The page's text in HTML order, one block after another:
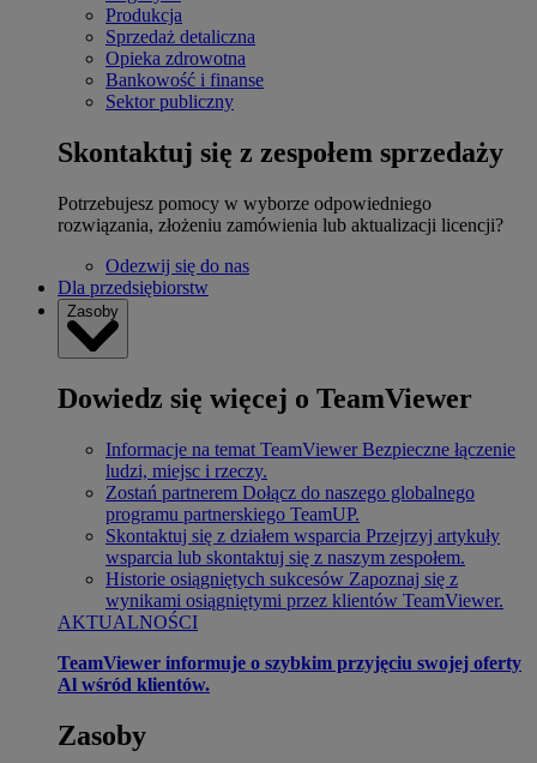
Produkcja
Sprzedaż detaliczna
Opieka zdrowotna
Bankowość i finanse
Sektor publiczny
Skontaktuj się z zespołem sprzedaży
Potrzebujesz pomocy w wyborze odpowiedniego
rozwiązania, złożeniu zamówienia lub aktualizacji licencji?
Odezwij się do nas
Dla przedsiębiorstw
Zasoby
Dowiedz się więcej o TeamViewer
Informacje na temat TeamViewer Bezpieczne łączenie
ludzi, miejsc i rzeczy.
Zostań partnerem Dołącz do naszego globalnego
programu partnerskiego TeamUP.
Skontaktuj się z działem wsparcia Przejrzyj artykuły
wsparcia lub skontaktuj się z naszym zespołem.
Historie osiągniętych sukcesów Zapoznaj się z
wynikami osiągniętymi przez klientów TeamViewer.
AKTUALNOŚCI
TeamViewer informuje o szybkim przyjęciu swojej oferty
Al wśród klientów.
Zasoby